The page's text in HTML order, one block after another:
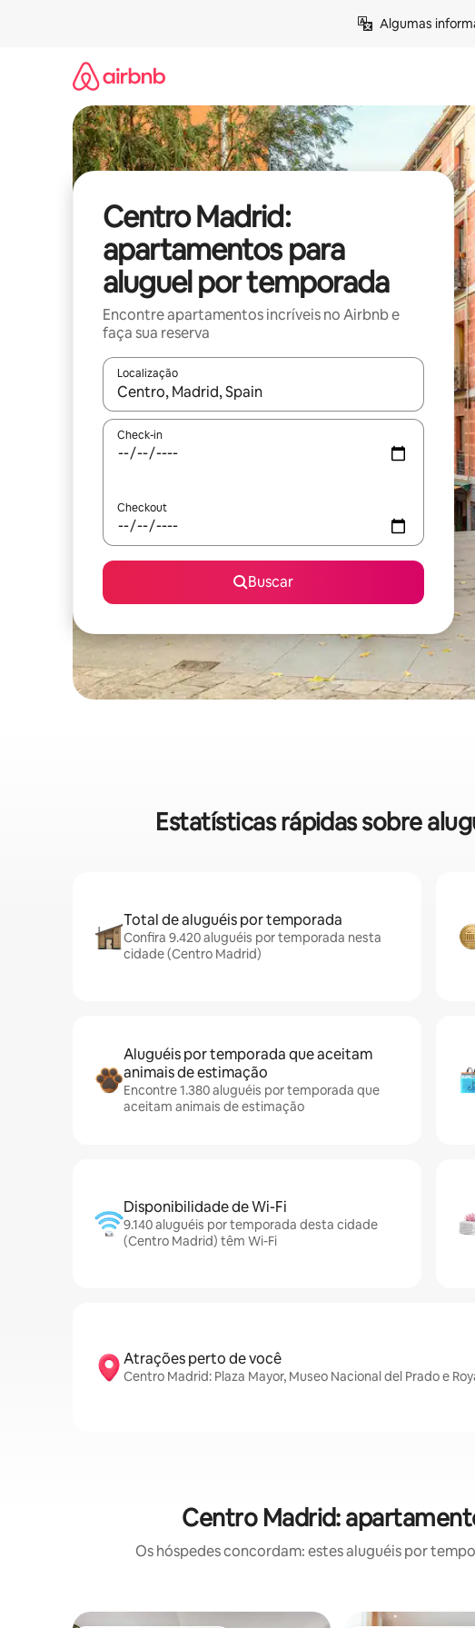
Algumas
Centro Madrid:
apartamentos para
aluguel por temporada
Encontre apartamentos incríveis no Airbnb e
faça sua reserva
Localização
Quando os resultados estiverem disponíveis, explore-os
Check-in
Checkout
Buscar
Estatísticas rápidas sobre
Total de aluguéis por temporada
Confira 9.420 aluguéis por temporada nesta
cidade (Centro Madrid)
Aluguéis por temporada que aceitam
animais de estimação
Encontre 1.380 aluguéis por temporada que
aceitam animais de estimação
Disponibilidade de Wi-Fi
9.140 aluguéis por temporada desta cidade
(Centro Madrid) têm Wi-Fi
Atrações perto de você
Centro Madrid: Plaza Mayor, Museo Nacional del Prado e
Centro Madrid:
Os hóspedes concordam: estes aluguéis por